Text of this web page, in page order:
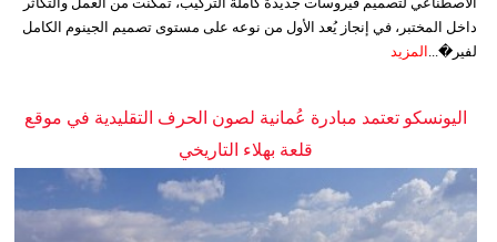
داخل المختبر، في إنجاز يُعد الأول من نوعه على مستوى تصميم الجينوم الكامل
لفير�... المزيد
اليونسكو تعتمد مبادرة عُمانية لصون الحرف التقليدية في موقع
قلعة بهلاء التاريخي